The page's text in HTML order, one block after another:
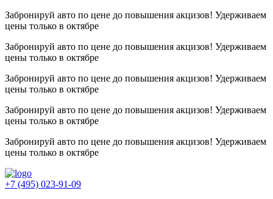
Забронируй авто по цене до повышения акцизов! Удерживаем
цены только в октябре
Забронируй авто по цене до повышения акцизов! Удерживаем
цены только в октябре
Забронируй авто по цене до повышения акцизов! Удерживаем
цены только в октябре
Забронируй авто по цене до повышения акцизов! Удерживаем
цены только в октябре
Забронируй авто по цене до повышения акцизов! Удерживаем
цены только в октябре
+7 (495) 023-91-09